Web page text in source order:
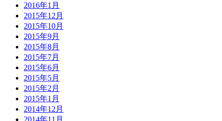
2016年1月
2015年12月
2015年10月
2015年9月
2015年8月
2015年7月
2015年6月
2015年5月
2015年2月
2015年1月
2014年12月
2014年11月